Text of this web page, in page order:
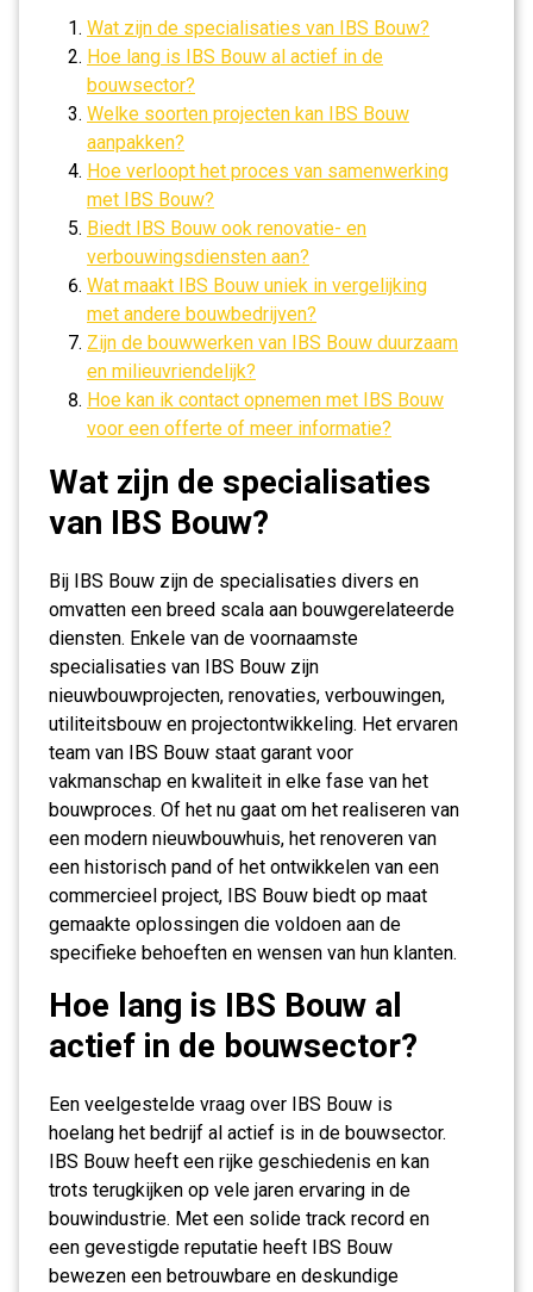
Wat zijn de specialisaties van IBS Bouw?
Hoe lang is IBS Bouw al actief in de
bouwsector?
Welke soorten projecten kan IBS Bouw
aanpakken?
Hoe verloopt het proces van samenwerking
met IBS Bouw?
Biedt IBS Bouw ook renovatie- en
verbouwingsdiensten aan?
Wat maakt IBS Bouw uniek in vergelijking
met andere bouwbedrijven?
Zijn de bouwwerken van IBS Bouw duurzaam
en milieuvriendelijk?
Hoe kan ik contact opnemen met IBS Bouw
voor een offerte of meer informatie?
Wat zijn de specialisaties
van IBS Bouw?
Bij IBS Bouw zijn de specialisaties divers en
omvatten een breed scala aan bouwgerelateerde
diensten. Enkele van de voornaamste
specialisaties van IBS Bouw zijn
nieuwbouwprojecten, renovaties, verbouwingen,
utiliteitsbouw en projectontwikkeling. Het ervaren
team van IBS Bouw staat garant voor
vakmanschap en kwaliteit in elke fase van het
bouwproces. Of het nu gaat om het realiseren van
een modern nieuwbouwhuis, het renoveren van
een historisch pand of het ontwikkelen van een
commercieel project, IBS Bouw biedt op maat
gemaakte oplossingen die voldoen aan de
specifieke behoeften en wensen van hun klanten.
Hoe lang is IBS Bouw al
actief in de bouwsector?
Een veelgestelde vraag over IBS Bouw is
hoelang het bedrijf al actief is in de bouwsector.
IBS Bouw heeft een rijke geschiedenis en kan
trots terugkijken op vele jaren ervaring in de
bouwindustrie. Met een solide track record en
een gevestigde reputatie heeft IBS Bouw
bewezen een betrouwbare en deskundige